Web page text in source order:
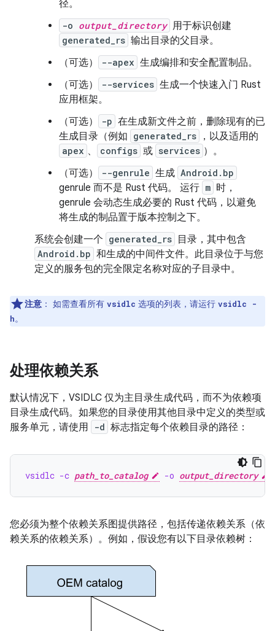
径。
-o output_directory 用于标识创建
generated_rs 输出目录的父目录。
（可选）
--apex 生成编排和安全配置制品。
（可选）
--services 生成一个快速入门 Rust
应用框架。
（可选）
-p 在生成新文件之前，删除现有的已
生成目录（例如 generated_rs ，以及适用的
apex 、 configs 或 services ）。
（可选）
--genrule 生成 Android.bp
genrule 而不是 Rust 代码。 运行 m 时，
genrule 会动态生成必要的 Rust 代码，以避免
将生成的制品置于版本控制之下。
系统会创建一个 generated_rs 目录，其中包含
Android.bp 和生成的中间件文件。此目录位于与您
定义的服务包的完全限定名称对应的子目录中。
注意 ： 如需查看所有 vsidlc 选项的列表，请运行 vsidlc -
h。
处理依赖关系
默认情况下，VSIDLC 仅为主目录生成代码，而不为依赖项
目录生成代码。如果您的目录使用其他目录中定义的类型或
服务单元，请使用
-d 标志指定每个依赖目录的路径：
vsidlc -c path_to_catalog -o output_directory
您必须为整个依赖关系图提供路径，包括传递依赖关系（依
赖关系的依赖关系）。例如，假设您有以下目录依赖树：